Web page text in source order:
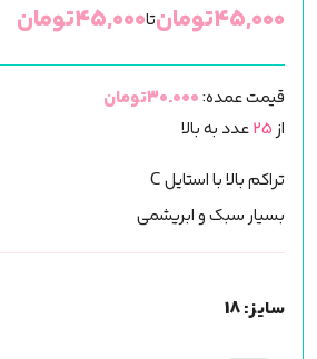
۴۵,۰۰۰تومانتا۴۵,۰۰۰تومان
قیمت عمده:30.000تومان
از25عدد به بالا
تراکم بالا با استایل C
بسیار سبک و ابریشمی
سایز: 18